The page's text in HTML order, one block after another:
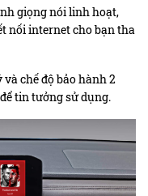
giọng nói linh hoạt,
nối internet cho bạn tha
chế độ bảo hành 2
tin tưởng sử dụng.